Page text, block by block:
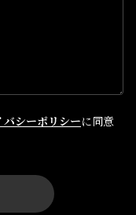
バシーポリシーに同意